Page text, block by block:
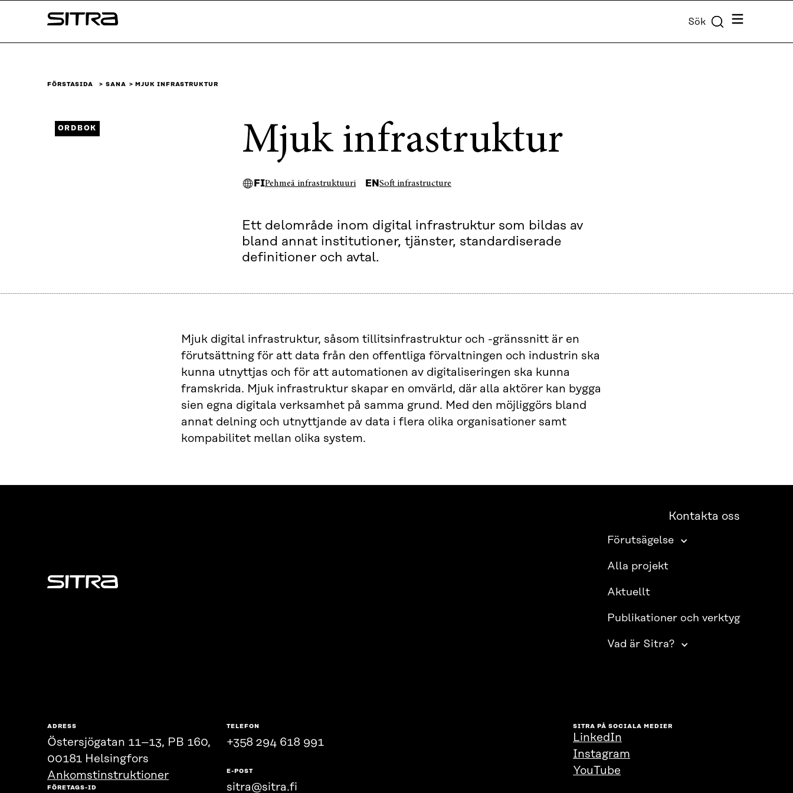
↓
Sitra Sök Meny
FÖRSTASIDA SANA MJUK INFRASTRUKTUR
Mjuk infrastruktur
FIPehmeä infrastruktuuri EN Soft infrastructure
Ett delområde inom digital infrastruktur som bildas av
bland annat institutioner, tjänster, standardiserade
definitioner och avtal.
ORDBOK
Mjuk digital infrastruktur, såsom tillitsinfrastruktur och -gränssnitt är en
förutsättning för att data från den offentliga förvaltningen och industrin ska
kunna utnyttjas och för att automationen av digitaliseringen ska kunna
framskrida. Mjuk infrastruktur skapar en omvärld, där alla aktörer kan bygga
sien egna digitala verksamhet på samma grund. Med den möjliggörs bland
annat delning och utnyttjande av data i flera olika organisationer samt
kompabilitet mellan olika system.
Sitra
Kontakta oss
Förutsägelse
Alla projekt
Aktuellt
Publikationer och verktyg
Vad är Sitra?
ADRESS
Östersjögatan 11–13, PB 160,
00181 Helsingfors
Ankomstinstruktioner
FÖRETAGS-ID
TELEFON
+358 294 618 991
E-POST
sitra@sitra.fi
SITRA PÅ SOCIALA MEDIER
LinkedIn
Instagram
YouTube